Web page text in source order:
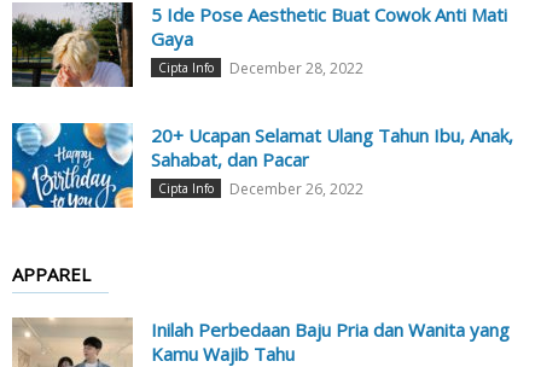
5 Ide Pose Aesthetic Buat Cowok Anti Mati
Gaya
Cipta Info December 28, 2022
20+ Ucapan Selamat Ulang Tahun Ibu, Anak,
Sahabat, dan Pacar
Cipta Info December 26, 2022
APPAREL
Inilah Perbedaan Baju Pria dan Wanita yang
Kamu Wajib Tahu